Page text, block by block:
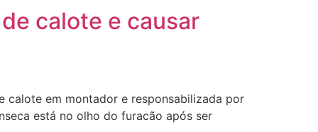
calote e causar
calote em montador e responsabilizada por
está no olho do furacão após ser